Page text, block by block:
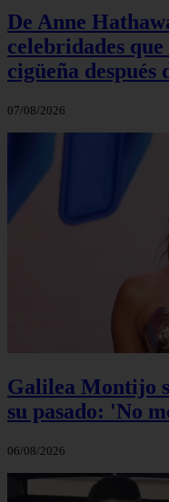
De Anne
celebridades
cigüeña después
07/08/2026
Galilea Montijo
su pasado: 'No
06/08/2026